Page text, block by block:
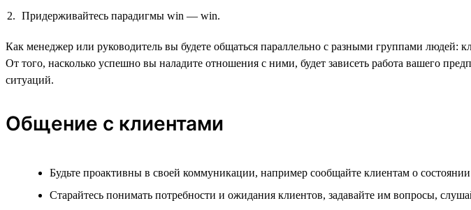
Придерживайтесь парадигмы win — win.
Как менеджер или руководитель вы будете общаться параллельно с разными группами людей:
От того, насколько успешно вы наладите отношения с ними, будет зависеть работа вашего
ситуаций.
Общение с клиентами
Будьте проактивны в своей коммуникации, например сообщайте клиентам о
Старайтесь понимать потребности и ожидания клиентов, задавайте им вопросы,